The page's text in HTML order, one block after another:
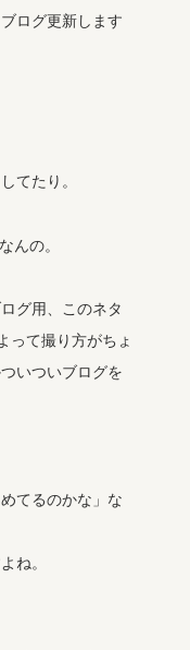
ログ更新します
てたり。
んの。
グ用、このネタ
って撮り方がちょ
いついブログを
てるのかな」な
ね。